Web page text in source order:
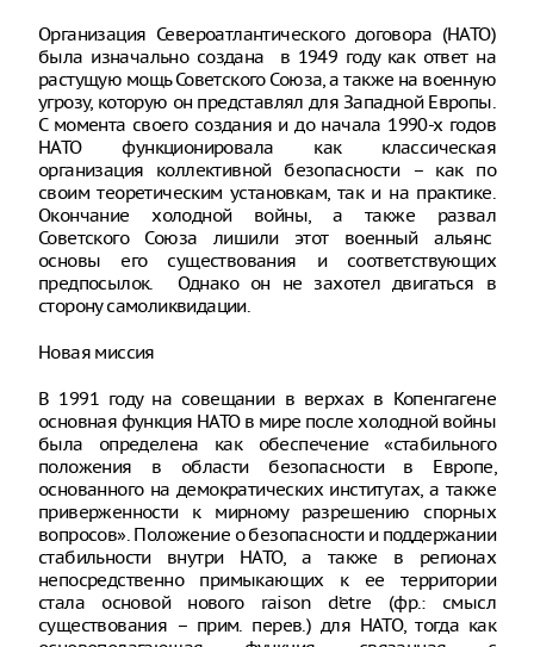
Организация Североатлантического договора (НАТО)
была изначально создана в 1949 году как ответ на
растущую мощь Советского Союза, а также на военную
угрозу, которую он представлял для Западной Европы.
С момента своего создания и до начала 1990-х годов
НАТО функционировала как классическая
организация коллективной безопасности – как по
своим теоретическим установкам, так и на практике.
Окончание холодной войны, а также развал
Советского Союза лишили этот военный альянс
основы его существования и соответствующих
предпосылок. Однако он не захотел двигаться в
сторону самоликвидации.
Новая миссия
В 1991 году на совещании в верхах в Копенгагене
основная функция НАТО в мире после холодной войны
была определена как обеспечение «стабильного
положения в области безопасности в Европе,
основанного на демократических институтах, а также
приверженности к мирному разрешению спорных
вопросов». Положение о безопасности и поддержании
стабильности внутри НАТО, а также в регионах
непосредственно примыкающих к ее территории
стала основой нового raison d’etre (фр.: смысл
существования – прим. перев.) для НАТО, тогда как